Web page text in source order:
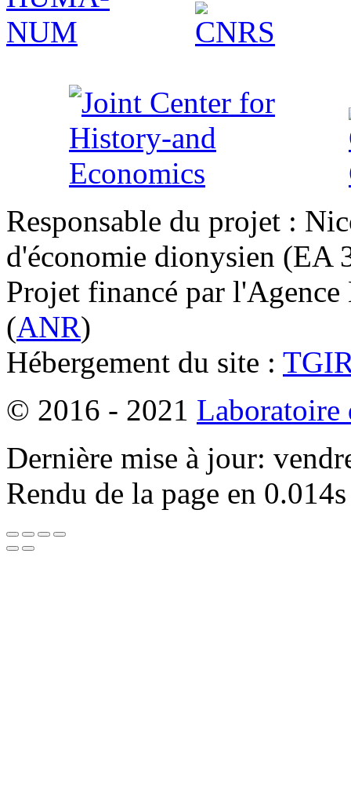
Responsable du projet :
d'économie dionysien
Projet financé par l'Agence
(ANR)
Hébergement du site :
© 2016 - 2021 Laboratoire
Dernière mise à jour:
Rendu de la page en 0.014s